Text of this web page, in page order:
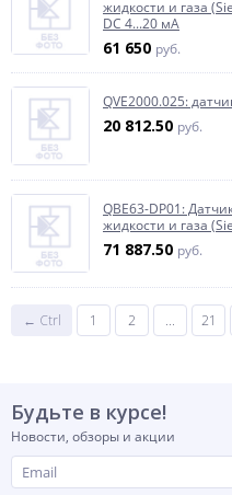
жидкости и газа
DC 4...20 мA
61 650 руб.
QVE2000.025:
20 812.50 руб.
QBE63-DP01:
жидкости и газа
71 887.50 руб.
← Ctrl 1 2 ... 21
Будьте в курсе!
Новости, обзоры и акции